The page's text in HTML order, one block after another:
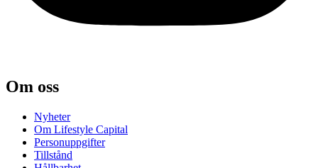
Om oss
Nyheter
Om Lifestyle Capital
Person­uppgifter
Tillstånd